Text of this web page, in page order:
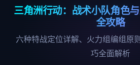
三角洲行动：战术小队角色
全攻略
六种特战定位详解、火力组编组原
巧全面解析